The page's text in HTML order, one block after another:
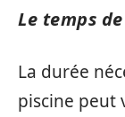
Le temps
La durée
piscine peut